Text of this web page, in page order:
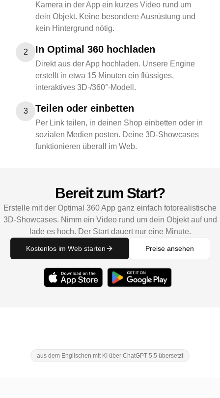
Kamera in der App ein kurzes Video rund um
dein Objekt. Keine besondere Ausrüstung und
kein Hintergrund nötig.
2 In Optimal 360 hochladen
Direkt aus der App hochladen. Unsere Engine
erstellt in etwa 15 Minuten ein flüssiges,
interaktives 3D-/360°-Modell.
3 Teilen oder einbetten
Per Link teilen, in deinen Shop einbetten oder in
sozialen Medien posten. Deine 3D-Showcases
funktionieren überall im Web.
Bereit zum Start?
Erstelle mit der Optimal 360 App ganz einfach fotorealistische
3D-Showcases. Nimm ein Video rund um dein Objekt auf und
lade es hoch. Der Start dauert nur eine Minute.
Kostenlos im Web starten Preise ansehen
aus dem Englischen mit KI über ChatGPT 5.5 übersetzt